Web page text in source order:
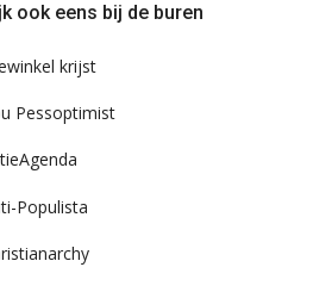
ook eens bij de buren
krijst
Pessoptimist
Populista